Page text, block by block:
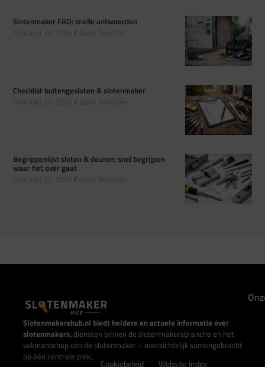
Slotenmaker FAQ: snelle antwoorden
Checklist buitengesloten & slotenmaker
Begrippenlijst sloten & deuren: snel begrijpen
waar het over gaat
Slotenmakershub.nl biedt heldere en actuele informatie over
slotenmakers,diensten binnen de slotenmakersbranche en het
vakmanschap van de slotenmaker – overzichtelijk samengebracht
op één centrale plek.
Cookiebeleid Website Index